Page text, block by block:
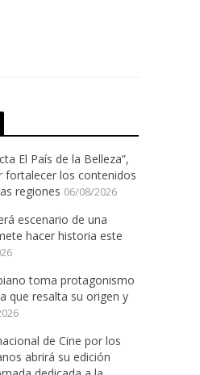
El País de la Belleza”,
fortalecer los contenidos
regiones 06/08/2026
escenario de una
hacer historia este
toma protagonismo
que resalta su origen y
de Cine por los
abrirá su edición